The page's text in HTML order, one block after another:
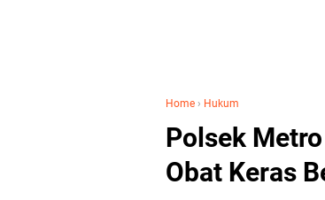
Home › Hukum
Polsek
Obat Keras